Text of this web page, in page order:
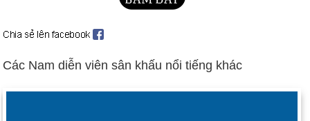
Con chó có mắt nhìn thấy đầu tiên đã
được trao cho Morris S. Frank.
để tổ chức Liên hợp quốc.
Các Nam diễn viên sân khấu nổi tiếng khác